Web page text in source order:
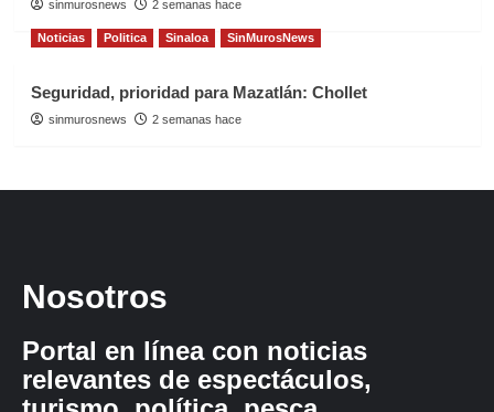
sinmurosnews 2 semanas hace
Noticias Politica Sinaloa SinMurosNews
Seguridad, prioridad para Mazatlán: Chollet
sinmurosnews 2 semanas hace
Nosotros
Portal en línea con noticias
relevantes de espectáculos,